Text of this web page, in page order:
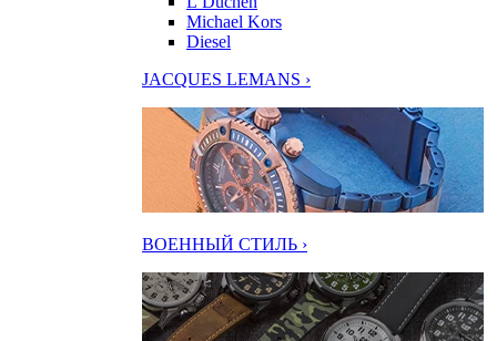
Michael Kors
Diesel
JACQUES LEMANS ›
ВОЕННЫЙ СТИЛЬ ›